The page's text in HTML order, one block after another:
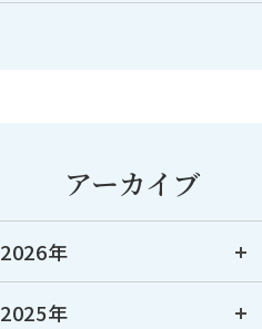
アーカイブ
2026年
2025年